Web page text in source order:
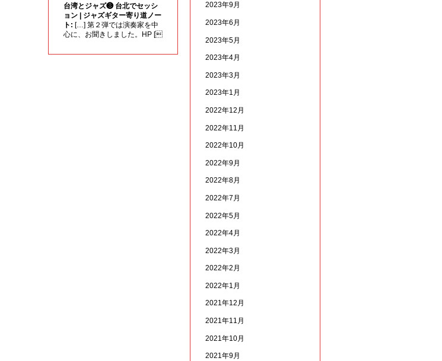
台湾とジャズ❸ 台北でセッシ
ョン | ジャズギター寄り道ノー
ト: […] 第２弾では演奏家を中
心に、お聞きしました。HP [
2023年9月
2023年6月
2023年5月
2023年4月
2023年3月
2023年1月
2022年12月
2022年11月
2022年10月
2022年9月
2022年8月
2022年7月
2022年5月
2022年4月
2022年3月
2022年2月
2022年1月
2021年12月
2021年11月
2021年10月
2021年9月